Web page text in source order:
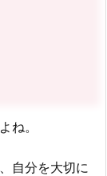
ね。
自分を大切に